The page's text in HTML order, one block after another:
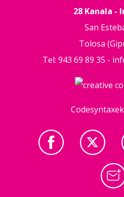
28 Kanala -
San
Tolosa
Tel: 943 69 89 35 -